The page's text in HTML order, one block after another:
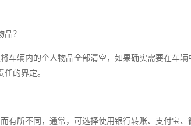
？
辆内的个人物品全部清空，如果确实需要在车辆
的界定。
所不同，通常，可选择使用银行转账、支付宝